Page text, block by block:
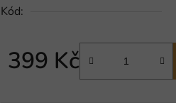
Kód:
399 Kč